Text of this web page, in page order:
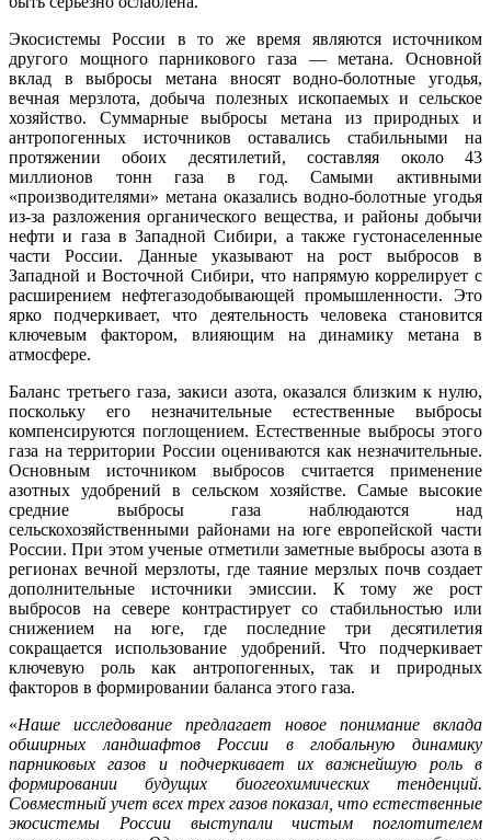
Экосистемы России в то же время являются источником
другого мощного парникового газа — метана. Основной
вклад в выбросы метана вносят водно-болотные угодья,
вечная мерзлота, добыча полезных ископаемых и сельское
хозяйство. Суммарные выбросы метана из природных и
антропогенных источников оставались стабильными на
протяжении обоих десятилетий, составляя около 43
миллионов тонн газа в год. Самыми активными
«производителями» метана оказались водно-болотные угодья
из-за разложения органического вещества, и районы добычи
нефти и газа в Западной Сибири, а также густонаселенные
части России. Данные указывают на рост выбросов в
Западной и Восточной Сибири, что напрямую коррелирует с
расширением нефтегазодобывающей промышленности. Это
ярко подчеркивает, что деятельность человека становится
ключевым фактором, влияющим на динамику метана в
атмосфере.
Баланс третьего газа, закиси азота, оказался близким к нулю,
поскольку его незначительные естественные выбросы
компенсируются поглощением. Естественные выбросы этого
газа на территории России оцениваются как незначительные.
Основным источником выбросов считается применение
азотных удобрений в сельском хозяйстве. Самые высокие
средние выбросы газа наблюдаются над
сельскохозяйственными районами на юге европейской части
России. При этом ученые отметили заметные выбросы азота в
регионах вечной мерзлоты, где таяние мерзлых почв создает
дополнительные источники эмиссии. К тому же рост
выбросов на севере контрастирует со стабильностью или
снижением на юге, где последние три десятилетия
сокращается использование удобрений. Что подчеркивает
ключевую роль как антропогенных, так и природных
факторов в формировании баланса этого газа.
«Наше исследование предлагает новое понимание вклада
обширных ландшафтов России в глобальную динамику
парниковых газов и подчеркивает их важнейшую роль в
формировании будущих биогеохимических тенденций.
Совместный учет всех трех газов показал, что естественные
экосистемы России выступали чистым поглотителем